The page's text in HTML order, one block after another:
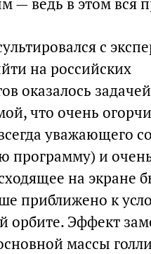
— ведь в этом вся
с
на российских
оказалось задачей
что очень
уважающего
программу) и
на экране
приближено к
орбите. Эффект
массы